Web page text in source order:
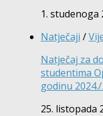
1. studenoga
Natječaji /
Natječaj za
studentima
godinu 2024./
25. listopada